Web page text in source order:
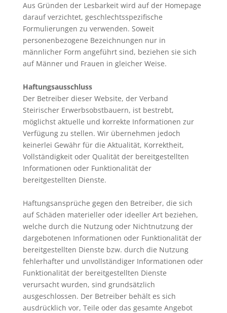
Aus Gründen der Lesbarkeit wird auf der Homepage
darauf verzichtet, geschlechtsspezifische
Formulierungen zu verwenden. Soweit
personenbezogene Bezeichnungen nur in
männlicher Form angeführt sind, beziehen sie sich
auf Männer und Frauen in gleicher Weise.
Haftungsausschluss
Der Betreiber dieser Website, der Verband
Steirischer Erwerbsobstbauern, ist bestrebt,
möglichst aktuelle und korrekte Informationen zur
Verfügung zu stellen. Wir übernehmen jedoch
keinerlei Gewähr für die Aktualität, Korrektheit,
Vollständigkeit oder Qualität der bereitgestellten
Informationen oder Funktionalität der
bereitgestellten Dienste.
Haftungsansprüche gegen den Betreiber, die sich
auf Schäden materieller oder ideeller Art beziehen,
welche durch die Nutzung oder Nichtnutzung der
dargebotenen Informationen oder Funktionalität der
bereitgestellten Dienste bzw. durch die Nutzung
fehlerhafter und unvollständiger Informationen oder
Funktionalität der bereitgestellten Dienste
verursacht wurden, sind grundsätzlich
ausgeschlossen. Der Betreiber behält es sich
ausdrücklich vor, Teile oder das gesamte Angebot